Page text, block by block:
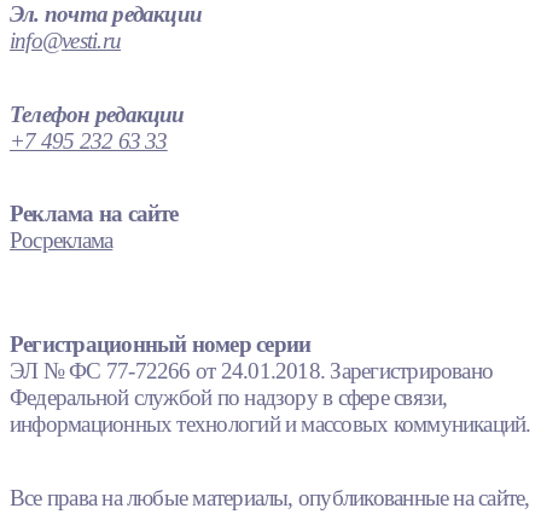
Эл. почта редакции
info@vesti.ru
Телефон редакции
+7 495 232 63 33
Реклама на сайте
Росреклама
Регистрационный номер серии
ЭЛ № ФС 77-72266 от 24.01.2018. Зарегистрировано
Федеральной службой по надзору в сфере связи,
информационных технологий и массовых коммуникаций.
Все права на любые материалы, опубликованные на сайте,